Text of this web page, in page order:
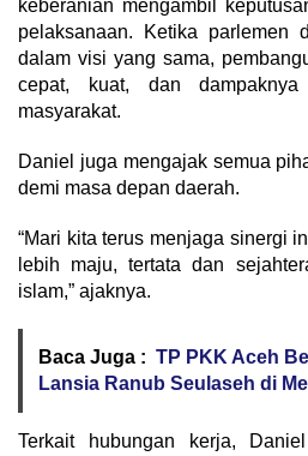
keberanian mengambil
pelaksanaan. Ketika parlemen
dalam visi yang sama,
cepat, kuat, dan
masyarakat.
Daniel juga mengajak semua
demi masa depan daerah.
“Mari kita terus menjaga sinergi
lebih maju, tertata dan
islam,” ajaknya.
Baca Juga : TP PKK Aceh
Lansia Ranub Seulaseh di
Terkait hubungan kerja,